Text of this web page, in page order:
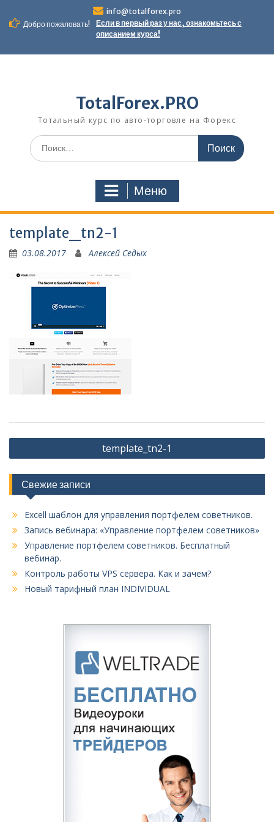
содержимому
info@totalforex.pro
Добро пожаловать!
Если в первый раз у нас, ознакомьтесь с
описанием курса!
TotalForex.PRO
Тотальный курс по авто-торговле на Форекс
Искать:
Меню
template_tn2-1
03.08.2017 Алексей Седых
Навигация
по
записям
template_tn2-1
Свежие записи
Excell шаблон для управления портфелем советников.
Запись вебинара: «Управление портфелем советников»
Управление портфелем советников. Бесплатный
вебинар.
Контроль работы VPS сервера. Как и зачем?
Новый тарифный план INDIVIDUAL